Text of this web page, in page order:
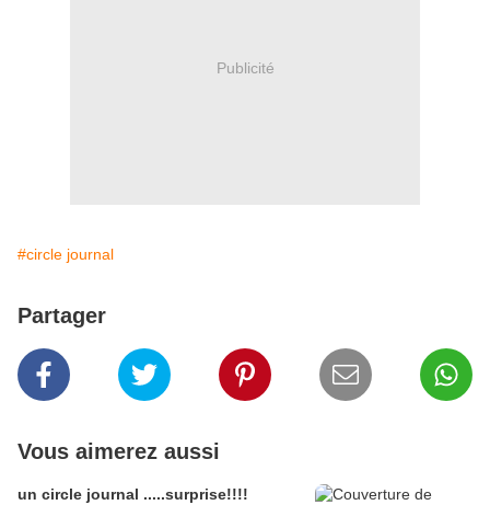
Publicité
#circle journal
Partager
Vous aimerez aussi
un circle journal .....surprise!!!!